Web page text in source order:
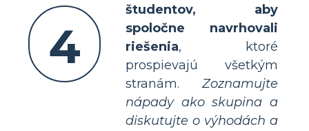
4
študentov, aby
spoločne navrhovali
riešenia, ktoré
prospievajú všetkým
stranám. Zoznamujte
nápady ako skupina a
diskutujte o výhodách a